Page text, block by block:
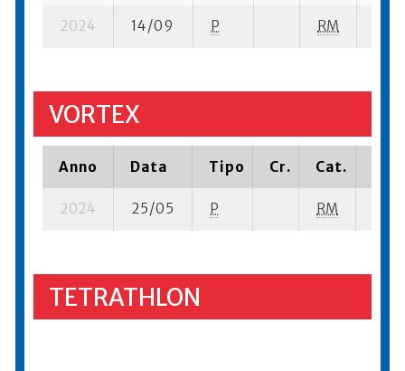
2024 14/09 P RM
VORTEX
Anno Data Tipo Cr. Cat.
2024 25/05 P RM
TETRATHLON